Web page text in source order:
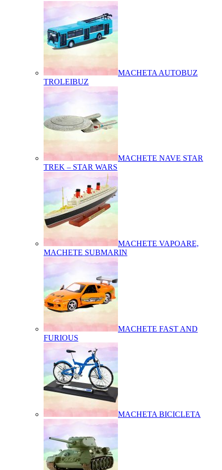
MACHETA AUTOBUZ
TROLEIBUZ
MACHETE NAVE STAR
TREK – STAR WARS
MACHETE VAPOARE,
MACHETE SUBMARIN
MACHETE FAST AND
FURIOUS
MACHETA BICICLETA